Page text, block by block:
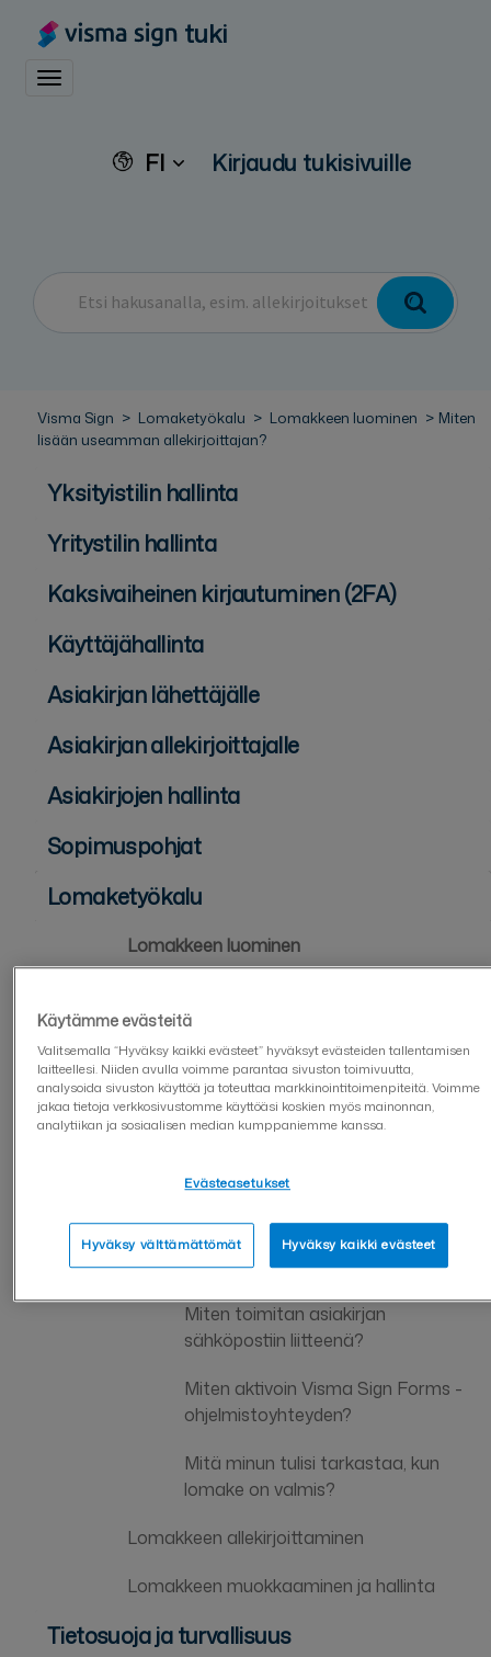
tuki
Toggle navigation
FI Kirjaudu tukisivuille
Visma Sign Lomaketyökalu Lomakkeen luominen
Miten
lisään useamman allekirjoittajan?
Yksityistilin hallinta
Yritystilin hallinta
Kaksivaiheinen kirjautuminen (2FA)
Käyttäjähallinta
Asiakirjan lähettäjälle
Asiakirjan allekirjoittajalle
Asiakirjojen hallinta
Sopimuspohjat
Lomaketyökalu
Lomakkeen luominen
työkalu?
Miten aloitan lomakkeen luomisen?
Miten lomake luodaan?
kenttiä?
Miten lisään useamman
allekirjoittajan?
Miten toimitan asiakirjan
sähköpostiin liitteenä?
Miten aktivoin Visma Sign Forms -
ohjelmistoyhteyden?
Mitä minun tulisi tarkastaa, kun
lomake on valmis?
Lomakkeen allekirjoittaminen
Lomakkeen muokkaaminen ja hallinta
Tietosuoja ja turvallisuus
Käytämme evästeitä
Valitsemalla “Hyväksy kaikki evästeet” hyväksyt evästeiden tallentamisen
laitteellesi. Niiden avulla voimme parantaa sivuston toimivuutta,
analysoida sivuston käyttöä ja toteuttaa markkinointitoimenpiteitä. Voimme
jakaa tietoja verkkosivustomme käyttöäsi koskien myös mainonnan,
analytiikan ja sosiaalisen median kumppaniemme kanssa.
Evästeasetukset
Hyväksy välttämättömät Hyväksy kaikki evästeet